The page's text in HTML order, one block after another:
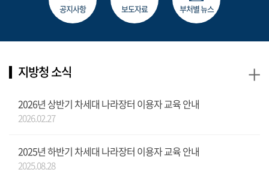
공지사항 보도자료 부처별 뉴스
지방청 소식
2026년 상반기 차세대 나라장터 이용자 교육 안내
2026.02.27
2025년 하반기 차세대 나라장터 이용자 교육 안내
2025.08.28
+